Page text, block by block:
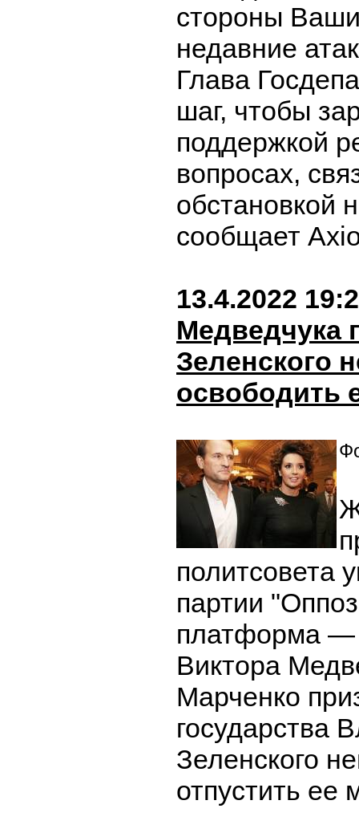
стороны
недавние
Глава
шаг, чтобы
поддержкой
вопросах,
обстановкой
сообщает
13.4.2022
Медведчука
Зеленского
освободить
политсовета
партии
платформа —
Виктора
Марченко
государства
Зеленского
отпустить ее